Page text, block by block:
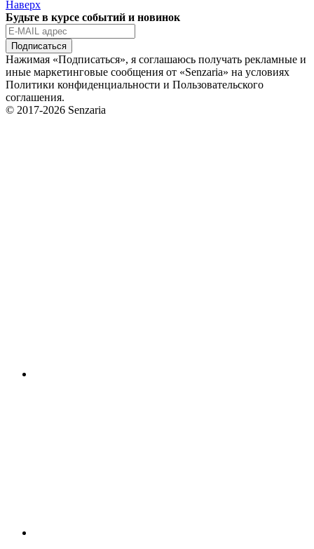
Наверх
Будьте в курсе событий и новинок
Подписаться
Нажимая «Подписаться», я соглашаюсь получать рекламные и
иные маркетинговые сообщения от «Senzaria» на условиях
Политики конфиденциальности и Пользовательского
соглашения.
© 2017-2026 Senzaria